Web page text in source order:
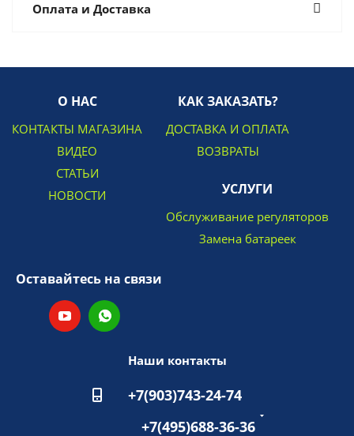
Оплата и Доставка
О НАС
КОНТАКТЫ МАГАЗИНА
ВИДЕО
СТАТЬИ
НОВОСТИ
КАК ЗАКАЗАТЬ?
ДОСТАВКА И ОПЛАТА
ВОЗВРАТЫ
УСЛУГИ
Обслуживание регуляторов
Замена батареек
Оставайтесь на связи
Наши контакты
+7(903)743-24-74
+7(495)688-36-36